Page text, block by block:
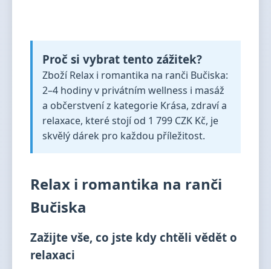
Proč si vybrat tento zážitek?
Zboží Relax i romantika na ranči Bučiska:
2–4 hodiny v privátním wellness i masáž
a občerstvení z kategorie Krása, zdraví a
relaxace, které stojí od 1 799 CZK Kč, je
skvělý dárek pro každou příležitost.
Relax i romantika na ranči
Bučiska
Zažijte vše, co jste kdy chtěli vědět o
relaxaci